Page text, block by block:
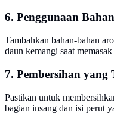
6. Penggunaan
Tambahkan bahan-bahan
daun kemangi saat
7. Pembersihan yang
Pastikan untuk
bagian insang dan isi perut